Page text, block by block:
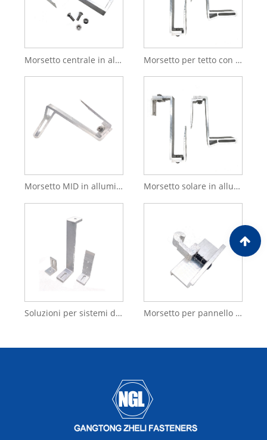
Morsetto centrale in alluminio anodizzato per sistema di energia solare Morsetto per tetto con cucitura in alluminio Morsetto solare Clip solare
Morsetto MID in alluminio anodizzato per pannello con struttura personalizzata per montaggio solare per staffe Morsetto solare in alluminio Morsetto terminale regolabile in alluminio solare Montaggio su pannello solare
Soluzioni per sistemi di montaggio fotovoltaico Strutture Morsetto solare in alluminio Morsetto per pannello solare in alluminio anodizzato resistente all'ossidazione 6005-T5